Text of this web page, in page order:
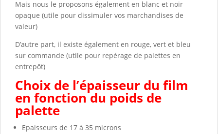
Mais nous le proposons également en blanc et noir
opaque (utile pour dissimuler vos marchandises de
valeur)
D’autre part, il existe également en rouge, vert et bleu
sur commande (utile pour repérage de palettes en
entrepôt)
Choix de l’épaisseur du film
en fonction du poids de
palette
Epaisseurs de 17 à 35 microns